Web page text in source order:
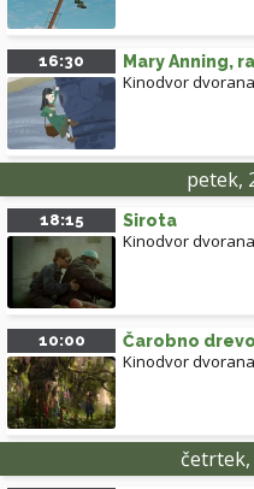
16:30 Mary Anning,
Kinodvor dvorana
petek,
18:15 Sirota
Kinodvor dvorana
10:00 Čarobno drevo
Kinodvor dvorana
četrtek,